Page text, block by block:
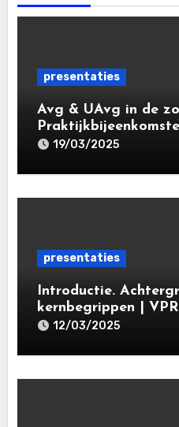
presentaties
Avg & UAvg in de
19/03/2025
presentaties
Introductie.
kernbegrippen |
Leiden Law
12/03/2025